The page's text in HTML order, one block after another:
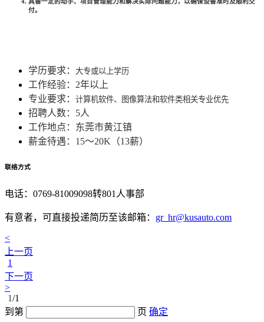
付。
学历要求： 大专或以上学历
工作经验：2年以上
专业要求： 计算机软件、图像算法和软件类相关专业优先
招聘人数：5人
工作地点：东莞市黄江镇
薪金待遇：15～20K（13薪）
联络方式
电话： 0769-81009098转801 人事部
有意者，可直接投递简历至该邮箱： gr_hr@kusauto.com
<
上一页
1
下一页
>
1/1
到第
页 确定